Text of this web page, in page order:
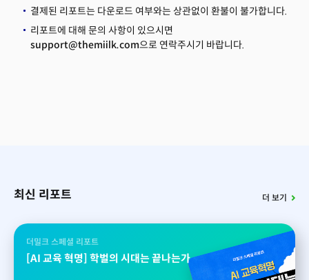
결제된 리포트는 다운로드 여부와는 상관없이 환불이 불가합니다.
리포트에 대해 문의 사항이 있으시면
support@themiilk.com으로 연락주시기 바랍니다.
최신 리포트 더 보기
더밀크 스페셜 리포트
[AI 교육 혁명] 학벌의 시대는 끝나는가